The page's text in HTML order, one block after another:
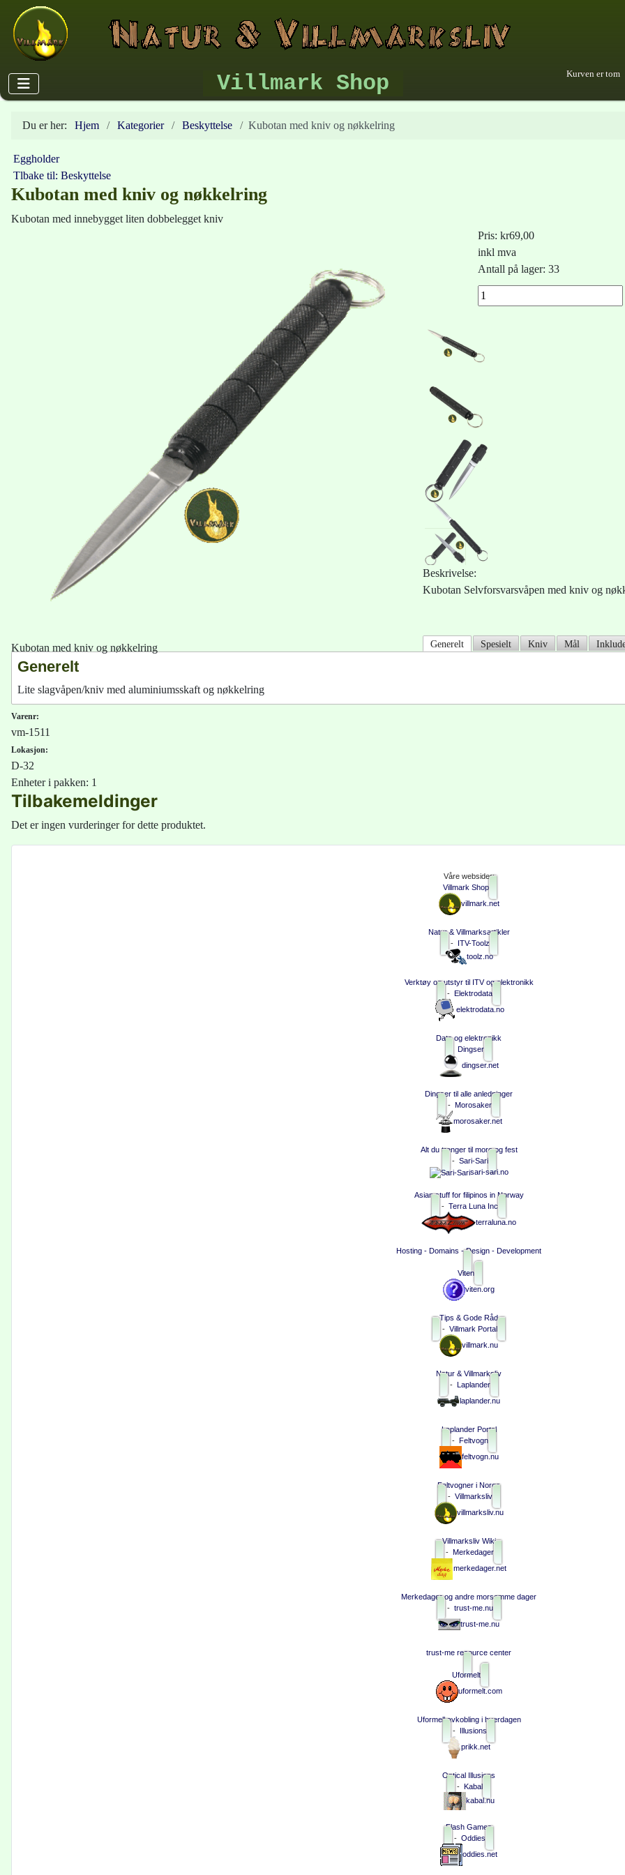
Villmark Shop Kurven er tom
Du er her: Hjem Kategorier Beskyttelse Kubotan med kniv og nøkkelring
Eggholder
Tlbake til: Beskyttelse
Kubotan med kniv og nøkkelring
Kubotan med innebygget liten dobbelegget kniv
Kubotan med kniv og nøkkelring
Pris:kr69,00
inkl mva
Antall på lager: 33
Beskrivelse:
Kubotan Selvforsvarsvåpen med kniv og
Generelt Spesielt Kniv Mål
Generelt
Lite slagvåpen/kniv med aluminiumsskaft og nøkkelring
Varenr:
vm-1511
Lokasjon:
D-32
Enheter i pakken: 1
Tilbakemeldinger
Det er ingen vurderinger for dette produktet.
Våre websider:
Villmark Shop
villmark.net
Natur & Villmarksartikler
-
ITV-Toolz
toolz.no
Verktøy og utstyr til ITV og elektronikk
-
Elektrodata
elektrodata.no
Data og elektronikk
Dingser
dingser.net
Dingser til alle anledninger
- Morosaker
morosaker.net
Alt du trenger til moro og fest
- Sari-Sari
sari-sari.no
Asian stuff for filipinos in Norway
- Terra Luna Inc
terraluna.no
Hosting - Domains - Design - Development
Viten
viten.org
Tips & Gode Råd
- Villmark Portal
villmark.nu
Natur & Villmarksliv
-
Laplander
laplander.nu
Laplander Portal
-
Feltvogn
feltvogn.nu
Feltvogner i Norge
- Villmarksliv
villmarksliv.nu
Villmarksliv Wiki
- Merkedager
merkedager.net
Merkedager og andre morsomme dager
- trust-me.nu
trust-me.nu
trust-me resource center
Uformelt
uformelt.com
Uformell avkobling i hverdagen
-
Illusions
prikk.net
Optical Illusions
-
Kabal
kabal.nu
Flash Games
- Oddies
oddies.net